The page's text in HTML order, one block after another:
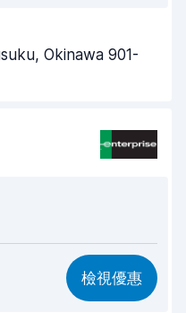
9.4
Okinawa 901-
8.3
8.2
檢視優惠